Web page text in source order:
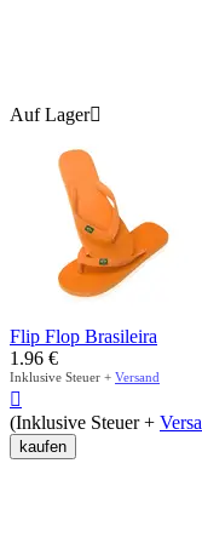
Auf Lager
Flip Flop Brasileira
1.96 €
Inklusive Steuer + Versand

(Inklusive Steuer +
kaufen